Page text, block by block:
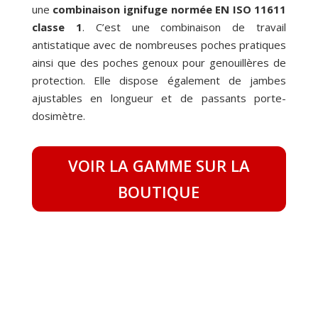
une combinaison ignifuge normée EN ISO 11611
classe 1. C’est une combinaison de travail
antistatique avec de nombreuses poches pratiques
ainsi que des poches genoux pour genouillères de
protection. Elle dispose également de jambes
ajustables en longueur et de passants porte-
dosimètre.
VOIR LA GAMME SUR LA
BOUTIQUE